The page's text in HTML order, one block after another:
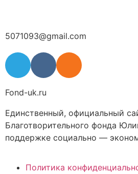
5071093@gmail.com
Fond-uk.ru
Единственный, официальный
Благотворительного фонда
поддержке социально —
Политика